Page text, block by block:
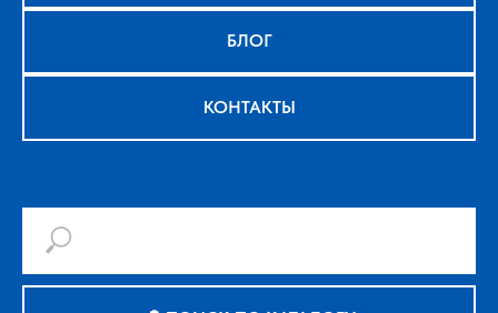
БЛОГ
КОНТАКТЫ